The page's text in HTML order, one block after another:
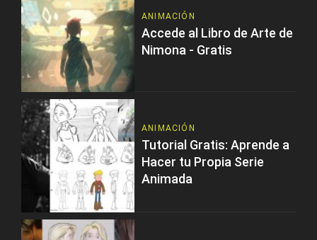
ANIMACIÓN
Accede al Libro de Arte de
Nimona - Gratis
ANIMACIÓN
Tutorial Gratis: Aprende a
Hacer tu Propia Serie
Animada